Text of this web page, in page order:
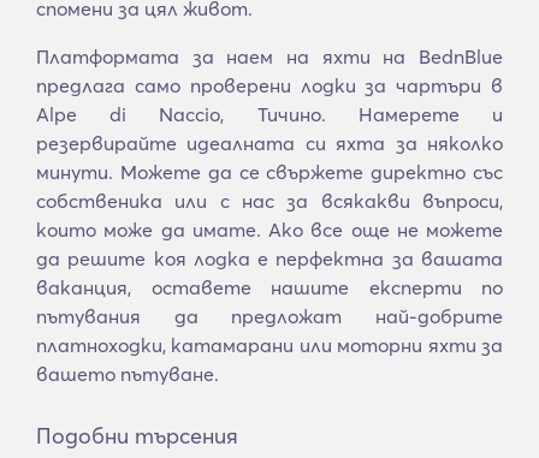
спомени за цял живот.
Платформата за наем на яхти на BednBlue
предлага само проверени лодки за чартъри в
Alpe di Naccio, Тичино. Намерете и
резервирайте идеалната си яхта за няколко
минути. Можете да се свържете директно със
собственика или с нас за всякакви въпроси,
които може да имате. Ако все още не можете
да решите коя лодка е перфектна за вашата
ваканция, оставете нашите експерти по
пътувания да предложат най-добрите
платноходки, катамарани или моторни яхти за
вашето пътуване.
Подобни търсения